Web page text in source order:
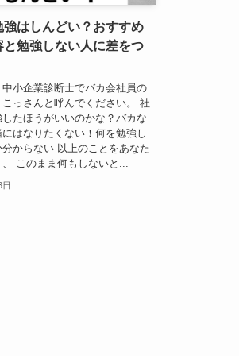
強はしんどい？おすすめ
と勉強しない人に差をつ
中小企業診断士でバカ会社員の
こっさんと呼んでください。 社
たほうがいいのかな？バカな
はなりたくない！何を勉強し
からない 以上のことをあなた
このまま何もしないと...